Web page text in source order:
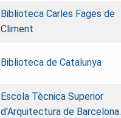
Biblioteca Carles Fages de
Climent
Biblioteca de Catalunya
Escola Tècnica Superior
d'Arquitectura de Barcelona.